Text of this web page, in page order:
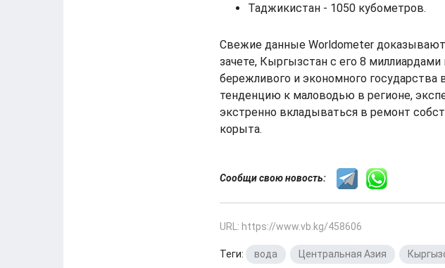
Таджикистан - 1050 кубометров.
Свежие данные Worldometer
зачете, Кыргызстан с его 8
бережливого и экономного
тенденцию к маловодью в регионе,
экстренно вкладываться в ремонт
корыта.
Сообщи свою новость:
URL: https://www.vb.kg/458606
Теги: вода Центральная Азия